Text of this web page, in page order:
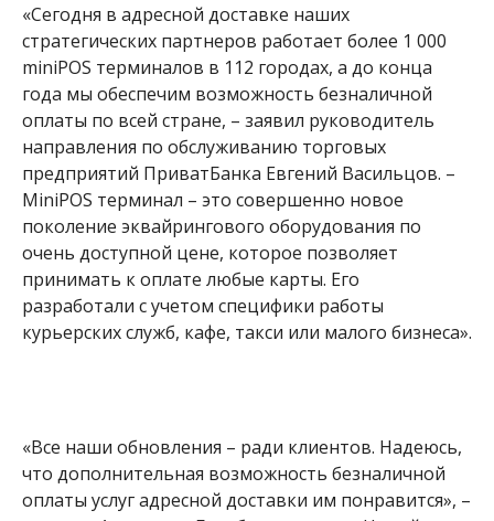
«Сегодня в адресной доставке наших
стратегических партнеров работает более 1 000
miniPOS терминалов в 112 городах, а до конца
года мы обеспечим возможность безналичной
оплаты по всей стране, – заявил руководитель
направления по обслуживанию торговых
предприятий ПриватБанка Евгений Васильцов. –
MiniPOS терминал – это совершенно новое
поколение эквайрингового оборудования по
очень доступной цене, которое позволяет
принимать к оплате любые карты. Его
разработали с учетом специфики работы
курьерских служб, кафе, такси или малого бизнеса».
«Все наши обновления – ради клиентов. Надеюсь,
что дополнительная возможность безналичной
оплаты услуг адресной доставки им понравится», –